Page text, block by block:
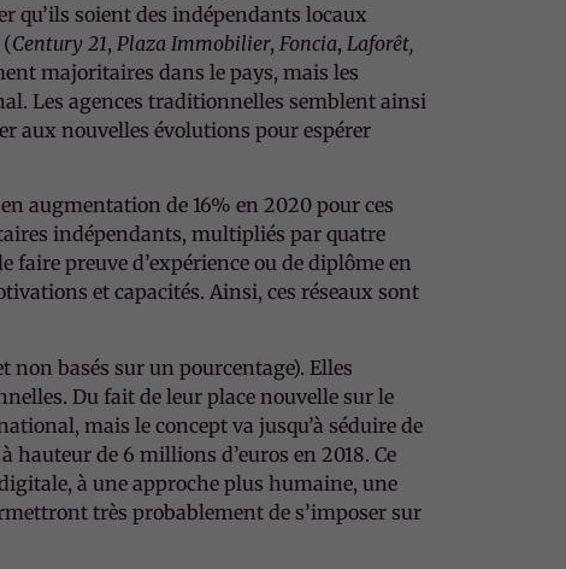
qu’ils soient des indépendants locaux
(Century 21, Plaza Immobilier, Foncia, Laforêt,
majoritaires dans le pays, mais les
Les agences traditionnelles semblent ainsi
aux nouvelles évolutions pour espérer
augmentation de 16% en 2020 pour ces
indépendants, multipliés par quatre
faire preuve d’expérience ou de diplôme en
et capacités. Ainsi, ces réseaux sont
basés sur un pourcentage). Elles
Du fait de leur place nouvelle sur le
mais le concept va jusqu’à séduire de
hauteur de 6 millions d’euros en 2018. Ce
à une approche plus humaine, une
très probablement de s’imposer sur